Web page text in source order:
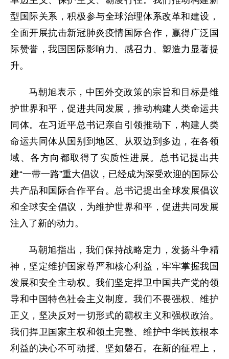
型国际关系，积极参与全球治理体系改革和建设，
全面开展抗击新冠肺炎疫情国际合作，赢得广泛国
际赞誉，我国国际影响力、感召力、塑造力显著提
升。
马朝旭表示，中国外交政策的宗旨和目标是维
护世界和平，促进共同发展，推动构建人类命运共
同体。在习近平总书记亲自引领推动下，构建人类
命运共同体从国别到地区、从双边到多边，在各领
域、各方向都取得了实质性进展。总书记提出共
建“一带一路”重大倡议，已经成为深受欢迎的国际公
共产品和国际合作平台。总书记提出全球发展倡议
和全球安全倡议，为维护世界和平，促进共同发展
注入了新的动力。
马朝旭指出，我们保持战略定力，发扬斗争精
神，坚定维护国家尊严和核心利益，牢牢掌握我国
发展和安全主动权。我们坚定捍卫中国共产党的领
导和中国特色社会主义制度。我们不畏强权、维护
正义，坚决反对一切形式的霸权主义和强权政治。
我们捍卫国家主权和领土完整、维护中华民族根本
利益的决心不可动摇、坚如磐石。在新的征程上，